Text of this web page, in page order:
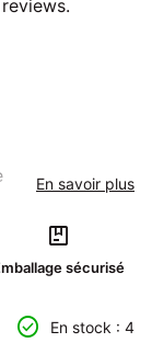
En savoir plus
package
Emballage sécurisé
pour
check_circle En stock : 4